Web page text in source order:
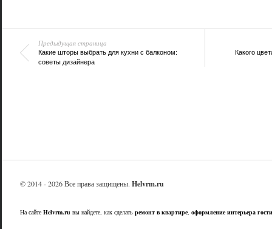
Предыдущая страница
Какие шторы выбрать для кухни с балконом:
советы дизайнера
Какого
© 2014 - 2026 Все права защищены. Helvrm.ru
На сайте Helvrm.ru вы найдете, как сделать ремонт в квартире, оформление интерьера